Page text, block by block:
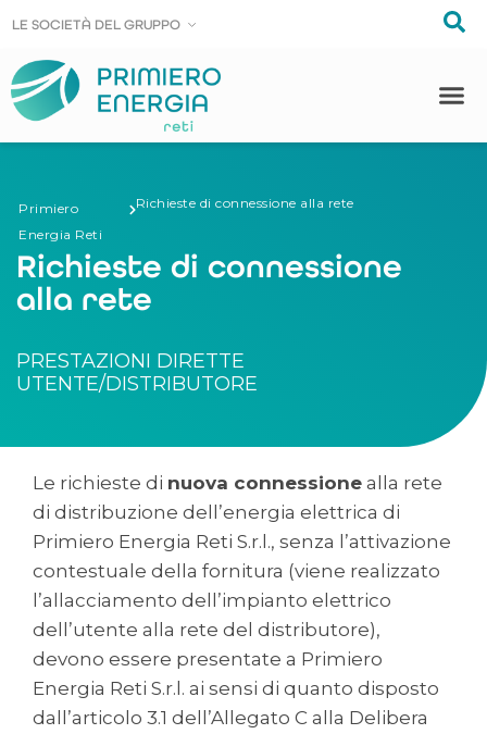
LE SOCIETÀ DEL GRUPPO
LE SOCIETÀ DEL GRUPPO
Primiero
Energia Reti
Richieste di connessione alla rete
Richieste di connessione
alla rete
PRESTAZIONI DIRETTE
UTENTE/DISTRIBUTORE
Le richieste di nuova connessione alla rete
di distribuzione dell’energia elettrica di
Primiero Energia Reti S.r.l., senza l’attivazione
contestuale della fornitura (viene realizzato
l’allacciamento dell’impianto elettrico
dell’utente alla rete del distributore),
devono essere presentate a Primiero
Energia Reti S.r.l. ai sensi di quanto disposto
dall’articolo 3.1 dell’Allegato C alla Delibera